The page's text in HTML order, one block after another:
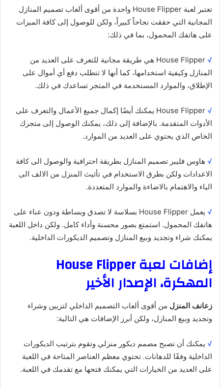
تعتبر لعبة House Flipper واحدة من أقوى ألعاب تصميم المنازل
المجانية التي حققت نجاحاً كبيراً، ولكن للوصول إلى كافة الميزات
على هاتفك المحمول، بما في ذلك:
√
House Flipper هي طريقة مجانية للتعرف على العديد من
المنازل وكيفية استخدامها، كما أنها لا تتطلب دفع أي أموال على
الإطلاق، والموارد المستخدمة في المتجر تساعدك في ذلك.
√
House Flipper يمكنك أيضًا إكمال جميع الأعمال والتعرف على
الأدوات المتقدمة. بالإضافة إلى ذلك، يمكنك الوصول إلى متجرك
الخاص الذي يحتوي على العديد من الموارد.
√ هاوس فليبر تصميم المنازل بطريقة احترافية والوصول الى كافة
الاعدادات ولكن بطرق الاستخدام في تأثيث المنزل من الالف الى
الياء والاهتمام بالاضاءة والموارد المتعددة.
√
يعمل House Flipper بسلاسة لا تصدق وبساطة ودون عناء على
هاتفك المحمول. استمتع بصور محسنة وأداء كامل. ولكن داخل اللعبة
يمكنك شراء وتجديد وبيع المنازل وتصميم الديكورات الداخلية.
إضافات لعبة House Flipper
المهكرة، الإصدار الأخير
زعانف المنزل من أقوى ألعاب التصميم الداخلي لتزيين وشراء
وتجديد وبيع المنازل، ولكن أبرز الإضافات هي التالية:
√ يمكنك أن تصبح مصمم ديكور منزلي وتقوم بترتيب الديكورات
الداخلية وفقًا للدهانات. تحتوي معظم العناصر المتاحة في اللعبة
على العديد من الخيارات التي يمكنك فتحها مع تقدمك في اللعبة.